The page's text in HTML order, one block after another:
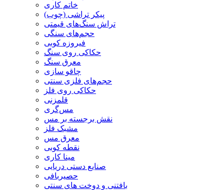
خاتم کاری
پیکر تراشی (چوب)
تراش سنگ‌های قیمتی
حجم‌های سنگی
فیروزه کوبی
حکاکی روی سنگ
معرق سنگ
چاقو سازی
حجم‌های فلزی سنتی
حکاکی روی فلز
قلمزنی
مس‌گری
نقش برجسته بر مس
مشبک فلز
معرق مس
نقطه کوبی
مینا کاری
صنایع دستی دریایی
حصیربافی
بافتنی‌ و دوخت های سنتی